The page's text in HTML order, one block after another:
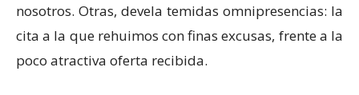
nosotros. Otras, devela temidas omnipresencias: la
cita a la que rehuimos con finas excusas, frente a la
poco atractiva oferta recibida.